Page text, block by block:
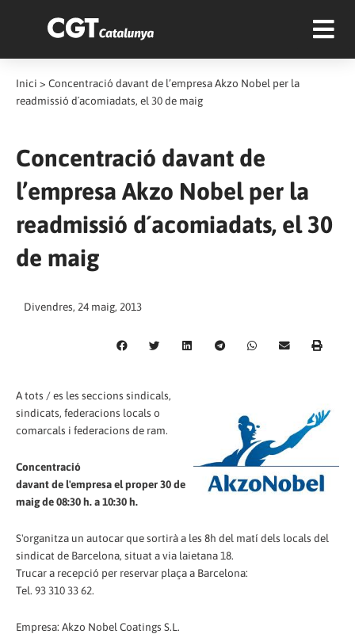
Inici > Concentració davant de l’empresa Akzo Nobel per la
readmissió d´acomiadats, el 30 de maig
Concentració davant de
l’empresa Akzo Nobel per la
readmissió d´acomiadats, el 30
de maig
Divendres, 24 maig, 2013
A tots / es les seccions sindicals,
sindicats, federacions locals o
comarcals i federacions de ram.
Concentració
davant de l'empresa el proper 30 de
maig de 08:30 h. a 10:30 h.
S'organitza un autocar que sortirà a les 8h del matí dels locals del
sindicat de Barcelona, situat a via laietana 18.
Trucar a recepció per reservar plaça a Barcelona:
Tel. 93 310 33 62.
Empresa: Akzo Nobel Coatings S.L.